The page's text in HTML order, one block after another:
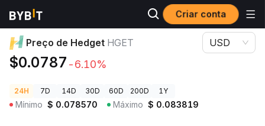
Criar conta
Preços de Criptomoedas Preço de Hedget HGET
Preço de Hedget HGET
$0.0787 -6.10%
USD
24H 7D 14D 30D 60D 200D 1Y
Mínimo $ 0.078570 Máximo $ 0.083819